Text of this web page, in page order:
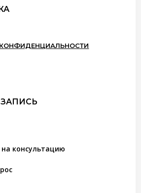
на консультацию